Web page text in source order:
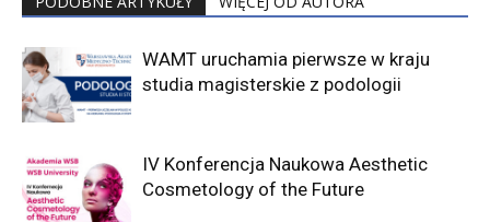
WAMT uruchamia pierwsze w kraju
studia magisterskie z podologii
IV Konferencja Naukowa Aesthetic
Cosmetology of the Future